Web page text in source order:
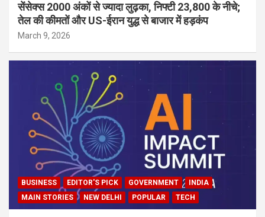
सेंसेक्स 2000 अंकों से ज्यादा लुढ़का, निफ्टी 23,800 के नीचे;
तेल की कीमतों और US-ईरान युद्ध से बाजार में हड़कंप
March 9, 2026
BUSINESS EDITOR'S PICK GOVERNMENT
INDIA
MAIN STORIES
NEW DELHI POPULAR TECH